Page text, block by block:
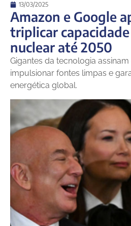
13/03/2025
Amazon e Google
triplicar
nuclear até 2050
Gigantes da tecnologia
impulsionar fontes limpas e
energética global.